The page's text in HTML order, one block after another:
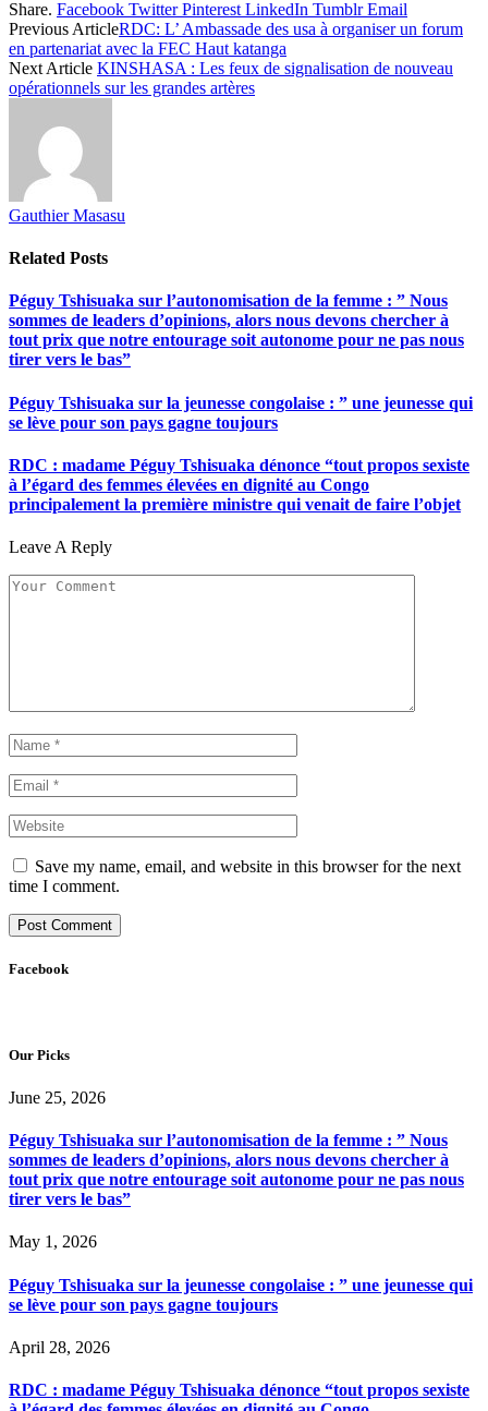
Share
Share. Facebook Twitter Pinterest LinkedIn Tumblr Email
Previous ArticleRDC: L’ Ambassade des usa à organiser un forum
en partenariat avec la FEC Haut katanga
Next Article KINSHASA : Les feux de signalisation de nouveau
opérationnels sur les grandes artères
Gauthier Masasu
Related Posts
Péguy Tshisuaka sur l’autonomisation de la femme : ” Nous
sommes de leaders d’opinions, alors nous devons chercher à
tout prix que notre entourage soit autonome pour ne pas nous
tirer vers le bas”
Péguy Tshisuaka sur la jeunesse congolaise : ” une jeunesse qui
se lève pour son pays gagne toujours
RDC : madame Péguy Tshisuaka dénonce “tout propos sexiste
à l’égard des femmes élevées en dignité au Congo
principalement la première ministre qui venait de faire l’objet
Leave A Reply
Save my name, email, and website in this browser for the next
time I comment.
Facebook
Our Picks
June 25, 2026
Péguy Tshisuaka sur l’autonomisation de la femme : ” Nous
sommes de leaders d’opinions, alors nous devons chercher à
tout prix que notre entourage soit autonome pour ne pas nous
tirer vers le bas”
May 1, 2026
Péguy Tshisuaka sur la jeunesse congolaise : ” une jeunesse qui
se lève pour son pays gagne toujours
April 28, 2026
RDC : madame Péguy Tshisuaka dénonce “tout propos sexiste